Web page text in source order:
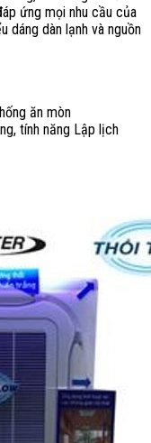
ứng mọi nhu cầu của
dáng dàn lạnh và nguồn
ăn mòn
tính năng Lập lịch